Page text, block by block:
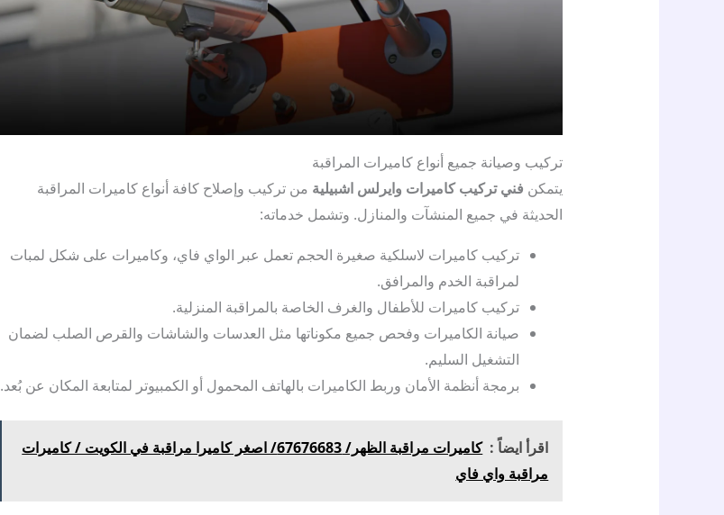
تركيب وصيانة جميع أنواع كاميرات المراقبة
يتمكن فني تركيب كاميرات وايرلس اشبيلية من تركيب وإصلاح كافة أنواع كاميرات المراقبة
الحديثة في جميع المنشآت والمنازل. وتشمل خدماته:
تركيب كاميرات لاسلكية صغيرة الحجم تعمل عبر الواي فاي، وكاميرات على شكل لمبات
لمراقبة الخدم والمرافق.
تركيب كاميرات للأطفال والغرف الخاصة بالمراقبة المنزلية.
صيانة الكاميرات وفحص جميع مكوناتها مثل العدسات والشاشات والقرص الصلب لضمان
التشغيل السليم.
برمجة أنظمة الأمان وربط الكاميرات بالهاتف المحمول أو الكمبيوتر لمتابعة المكان عن بُعد.
اقرأ ايضاً :
كاميرات مراقبة الظهر/ 67676683/ اصغر كاميرا مراقبة في الكويت / كاميرات
مراقبة واي فاي